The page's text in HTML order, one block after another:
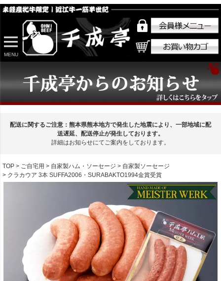
MENU
配送に関するご注意：熊本県熊本地方で発生した地震により、一部地域に配
送遅延、配送停止が発生しております。
詳細はお知らせにてご案内をしております。
TOP ご自宅用 自家製ハム・ソーセージ
自家製ソーセージ
クラカウア 3本 SUFFA2006・SURABAKTO1994金賞受賞